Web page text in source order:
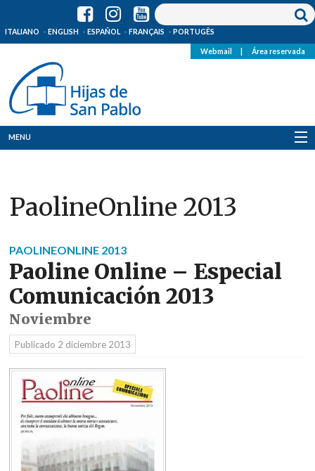
ITALIANO ENGLISH ESPAÑOL FRANÇAIS PORTUGÊS
Webmail Área reservada
MENU
Dónde estamos
Recursos
Media
PaolineOnline 2013
PAOLINEONLINE 2013
Paoline Online – Especial
Comunicación 2013
Noviembre
Publicado 2 diciembre 2013